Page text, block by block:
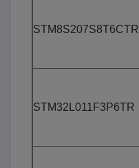
STM8S207S8T6CTR
STM32L011F3P6TR